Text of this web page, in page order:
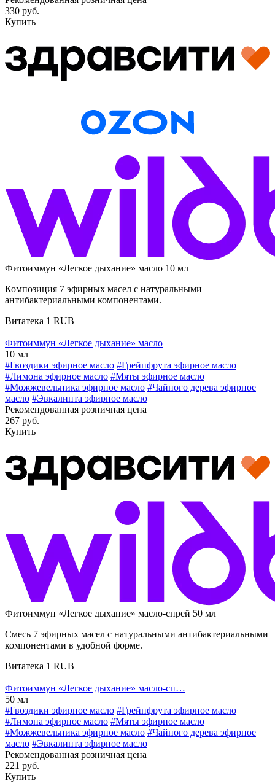
330 руб.
Купить
Фитоиммун «Легкое дыхание» масло 10 мл
Композиция 7 эфирных масел с натуральными
антибактериальными компонентами.
Витатека 1 RUB
Фитоиммун «Легкое дыхание» масло
10 мл
#Гвоздики эфирное масло #Грейпфрута эфирное масло
#Лимона эфирное масло #Мяты эфирное масло
#Можжевельника эфирное масло #Чайного дерева эфирное
масло #Эвкалипта эфирное масло
Рекомендованная розничная цена
267 руб.
Купить
Фитоиммун «Легкое дыхание» масло-спрей 50 мл
Смесь 7 эфирных масел с натуральными антибактериальными
компонентами в удобной форме.
Витатека 1 RUB
Фитоиммун «Легкое дыхание» масло-сп…
50 мл
#Гвоздики эфирное масло #Грейпфрута эфирное масло
#Лимона эфирное масло #Мяты эфирное масло
#Можжевельника эфирное масло #Чайного дерева эфирное
масло #Эвкалипта эфирное масло
Рекомендованная розничная цена
221 руб.
Купить